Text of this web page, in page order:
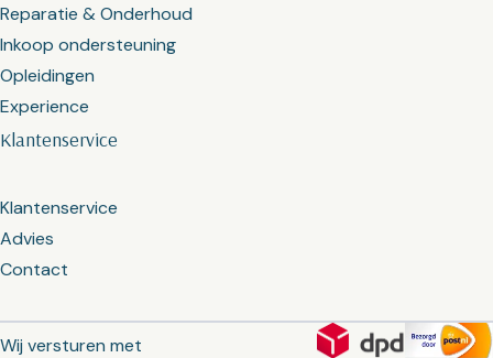
Klantenservice
Klantenservice
Advies
Contact
Reparatie & Onderhoud
Inkoop ondersteuning
Opleidingen
Experience
Wij versturen met